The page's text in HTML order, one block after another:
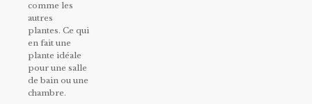
comme les
autres
plantes. Ce qui
en fait une
plante idéale
pour une salle
de bain ou une
chambre.